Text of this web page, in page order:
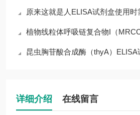
原来这就是人ELISA试剂盒使用
植物线粒体呼吸链复合物I（
昆虫胸苷酸合成酶（thyA）
详细介绍 在线留言